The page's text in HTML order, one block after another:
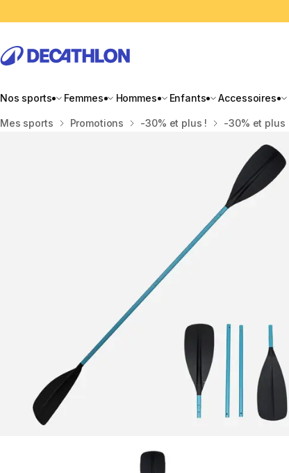
Nos sports Femmes Hommes Enfants Accessoires
Accueil
Mes sports Promotions -30% et plus ! -30% et plus